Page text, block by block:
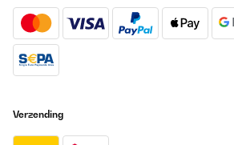
Super Kühlschrank für Getränke,sehr
Amazon-Benutzer
Verzending